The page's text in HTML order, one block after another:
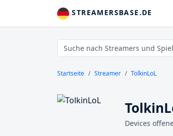
STREAMERSBASE.DE
Startseite Streamer TolkinLoL
Devices